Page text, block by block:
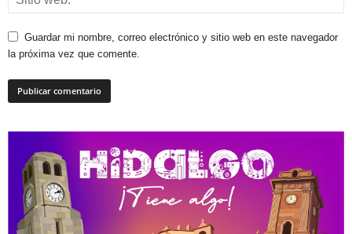
Guardar mi nombre, correo electrónico y sitio web en este navegador
la próxima vez que comente.